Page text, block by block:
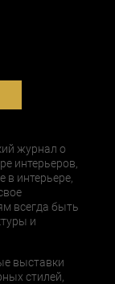
журнал о
интерьеров,
в интерьере,
всегда быть
и
выставки
стилей,